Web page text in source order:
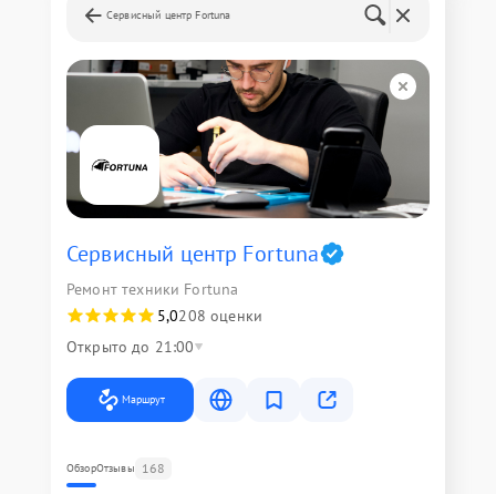
Сервисный центр Fortuna
Сервисный центр Fortuna
Ремонт техники Fortuna
5,0208 оценки
Открыто до 21:00
Маршрут
ОбзорОтзывы 168